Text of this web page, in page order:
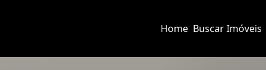
Home Buscar Imóveis